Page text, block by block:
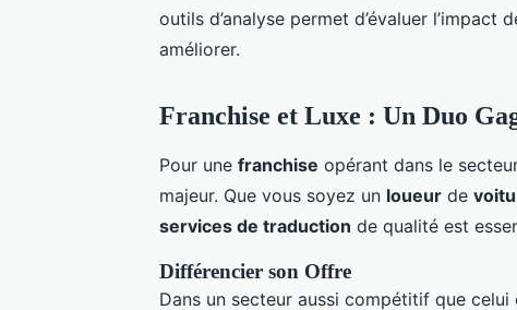
outils d’analyse permet d’évaluer
améliorer.
Franchise et Luxe : Un Duo
Pour une franchise opérant dans le
majeur. Que vous soyez un loueur de
services de traduction de qualité est
Différencier son Offre
Dans un secteur aussi compétitif que celui